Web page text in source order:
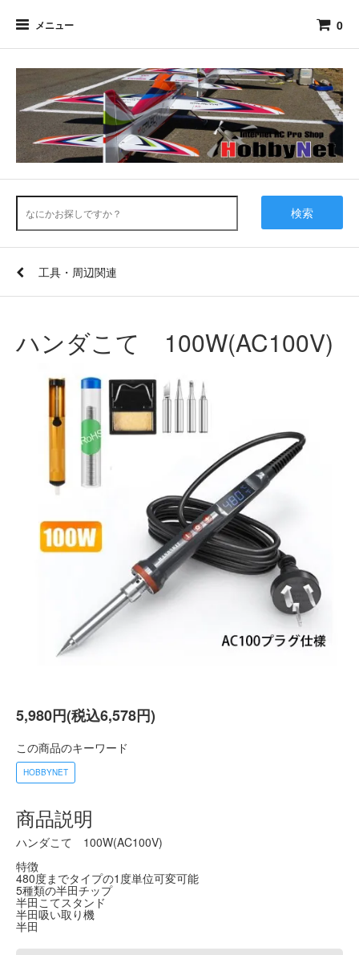
メニュー 0
検索
工具・周辺関連
ハンダこて 100W(AC100V)
5,980円(税込6,578円)
この商品のキーワード
HOBBYNET
商品説明
ハンダこて 100W(AC100V)
特徴
480度までタイプの1度単位可変可能
5種類の半田チップ
半田こてスタンド
半田吸い取り機
半田